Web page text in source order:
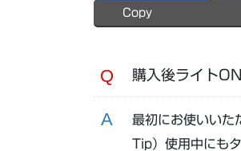
Copy
購入後ライト
最初にお使いいた
Tip）使用中にも